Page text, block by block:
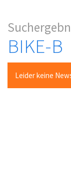
BIKE-B
Leider keine